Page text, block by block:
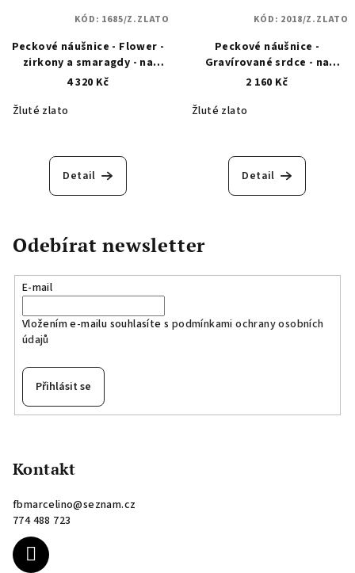
Peckové náušnice - Flower -
zirkony a smaragdy - na
puzetu - zlaté 1685
4 320 Kč
Žluté zlato
Detail
KÓD: 1685/Z.ZLATO
Peckové náušnice -
Gravírované srdce - na
puzetu - zlaté 2018
2 160 Kč
Žluté zlato
Detail
KÓD: 2018/Z.ZLATO
Odebírat newsletter
E-mail
Vložením e-mailu souhlasíte s podmínkami ochrany osobních
údajů
Přihlásit se
Kontakt
fbmarcelino@seznam.cz
774 488 723